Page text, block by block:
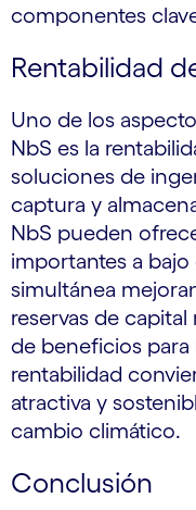
componentes
Rentabilidad
Uno de los
NbS es la
soluciones de
captura y
NbS pueden
importantes a
simultánea
reservas de
de beneficios para
rentabilidad
atractiva y
cambio climático.
Conclusión